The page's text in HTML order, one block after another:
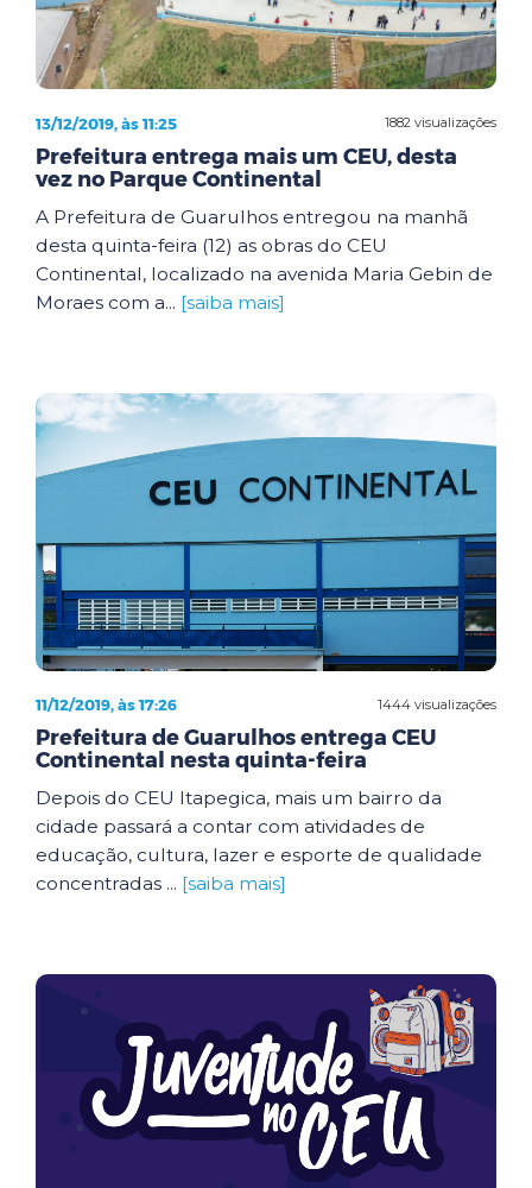
1882 visualizações
13/12/2019, às 11:25
Prefeitura entrega mais um CEU, desta
vez no Parque Continental
A Prefeitura de Guarulhos entregou na manhã
desta quinta-feira (12) as obras do CEU
Continental, localizado na avenida Maria Gebin de
Moraes com a... [saiba mais]
1444 visualizações
11/12/2019, às 17:26
Prefeitura de Guarulhos entrega CEU
Continental nesta quinta-feira
Depois do CEU Itapegica, mais um bairro da
cidade passará a contar com atividades de
educação, cultura, lazer e esporte de qualidade
concentradas ... [saiba mais]